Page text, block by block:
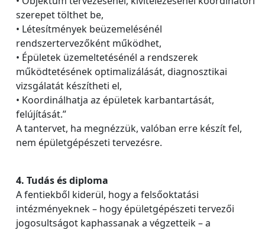
szerepet tölthet be,
• Létesítmények beüzemelésénél
rendszertervezőként működhet,
• Épületek üzemeltetésénél a rendszerek
működtetésének optimalizálását, diagnosztikai
vizsgálatát készítheti el,
• Koordinálhatja az épületek karbantartását,
felújítását.”
A tantervet, ha megnézzük, valóban erre készít fel,
nem épületgépészeti tervezésre.
4. Tudás és diploma
A fentiekből kiderül, hogy a felsőoktatási
intézményeknek – hogy épületgépészeti tervezői
jogosultságot kaphassanak a végzetteik – a